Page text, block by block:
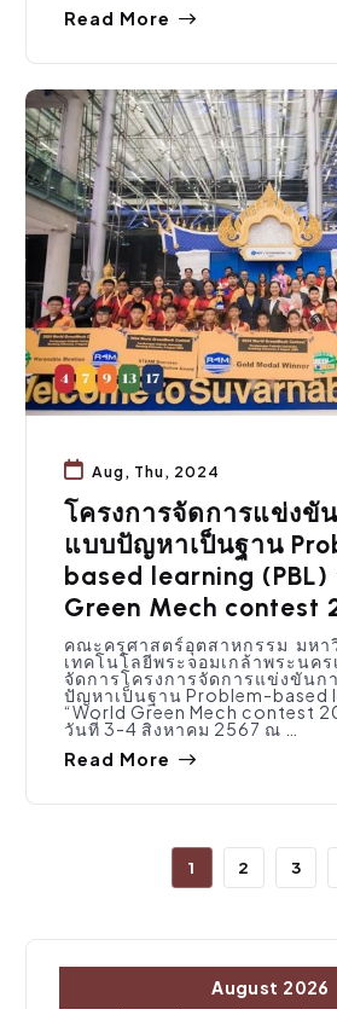
Read More
กิจกรรมคณะ,ประชาสัมพันธ์
Aug, Thu, 2024
โครงการจัดการแข่งขั
แบบปัญหาเป็นฐาน
based learning (PBL)
Green Mech contest
คณะครุศาสตร์อุตสาหกรรม มหา
เทคโนโลยีพระจอมเกล้าพระนคร
จัดการโครงการจัดการแข่งขันก
ปัญหาเป็นฐาน Problem-based
“World Green Mech contest
วันที่ 3-4 สิงหาคม 2567 ณ …
Read More
1 2 3
August 2026